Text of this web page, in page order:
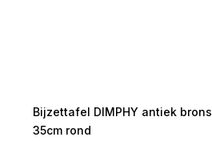
Bijzettafel DIMPHY antiek brons
35cm rond